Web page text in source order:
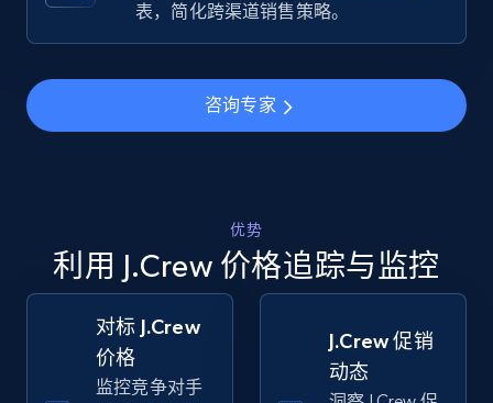
URL, Final price, Sku, Currency, Gtin,
Specifications, Image urls, Top reviews, and
5.6K+ 875+ 立即开始
Walmart - products - Collects products by
specific keywords
URL, Final price, Sku, Currency, Gtin,
Specifications, Image urls, Top reviews, and
more.
表，简化跨渠道销售策略。
咨询专家
优势
利用 J.Crew 价格追踪与监控
对标 J.Crew
价格
监控竞争对手
J.Crew 促销
动态